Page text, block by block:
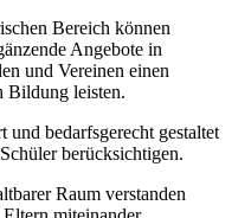
Bereich können
Angebote in
und Vereinen einen
Bildung leisten.
bedarfsgerecht gestaltet
berücksichtigen.
Raum verstanden